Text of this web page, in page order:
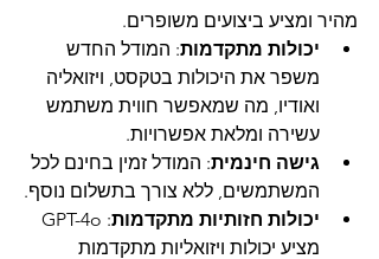
מהיר ומציע ביצועים משופרים.
יכולות מתקדמות: המודל החדש
משפר את היכולות בטקסט, ויזואליה
ואודיו, מה שמאפשר חווית משתמש
עשירה ומלאת אפשרויות.
גישה חינמית: המודל זמין בחינם לכל
המשתמשים, ללא צורך בתשלום נוסף.
יכולות חזותיות מתקדמות
מציע יכולות ויזואליות מתקדמות